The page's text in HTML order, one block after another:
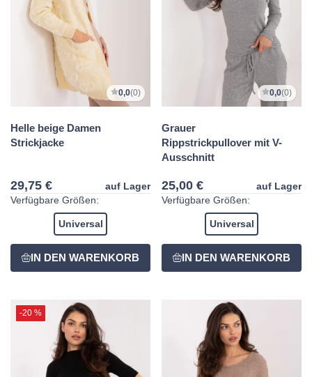
0,0(0)
Helle beige Damen
Strickjacke
29,75 €
auf Lager
Verfügbare Größen:
Universal
0,0(0)
Grauer
Rippstrickpullover mit V-
Ausschnitt
25,00 €
auf Lager
Verfügbare Größen:
Universal
-20 %